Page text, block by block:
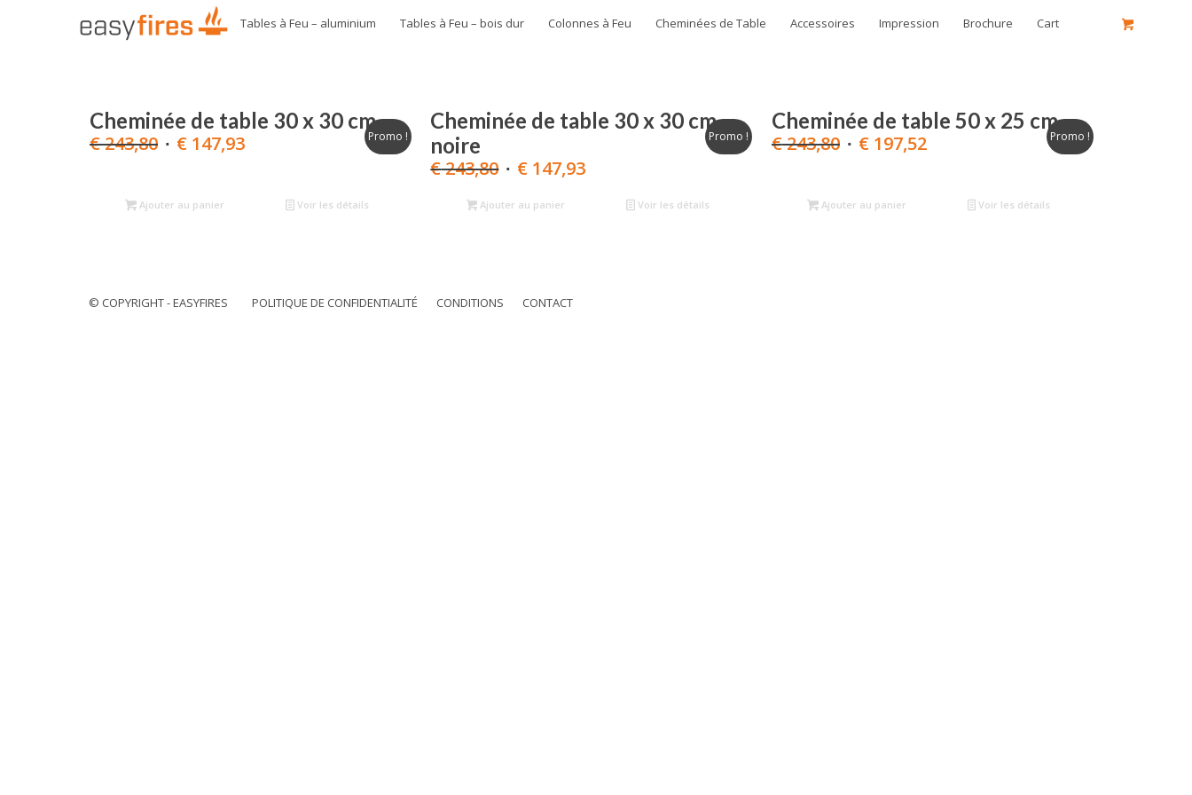
Tables à Feu – aluminium Tables à Feu – bois dur Colonnes à Feu Cheminées de Table Accessoires Impression Brochure Cart
Cheminée de table 30 x 30 cm
€243,80 Le
était :
€ 147,93Le
Promo !
Ajouter au panier Voir les détails
Cheminée de table 30 x 30 cm
noire
€243,80 Le
initial
€ 147,93Le
actuel
Promo !
Ajouter au panier Voir les détails
Cheminée de table 50 x 25 cm
€243,80 Le
était :
€197,52Le
Promo !
Ajouter au panier Voir les détails
© COPYRIGHT - EASYFIRES POLITIQUE DE CONFIDENTIALITÉ CONDITIONS CONTACT